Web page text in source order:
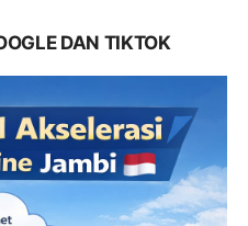
DAN TIKTOK